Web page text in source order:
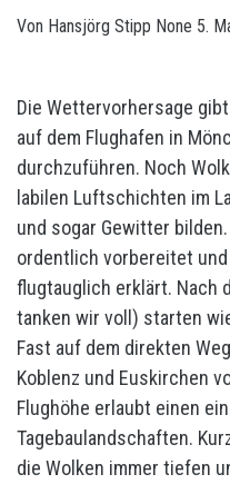
Von Hansjörg Stipp None 5.
Die Wettervorhersage
auf dem Flughafen in
durchzuführen. Noch
labilen Luftschichten im
und sogar Gewitter
ordentlich vorbereitet
flugtauglich erklärt. Nach
tanken wir voll) starten
Fast auf dem direkten
Koblenz und Euskirchen
Flughöhe erlaubt einen
Tagebaulandschaften.
die Wolken immer tiefen